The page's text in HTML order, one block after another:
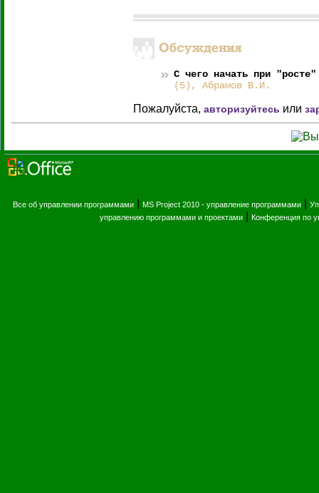
C чего начать при
(5), Абрамов В.И.
Пожалуйста, авторизуйтесь или
Все об управлении программами MS Project 2010 - управление программами
управлению программами и проектами| Конференция по